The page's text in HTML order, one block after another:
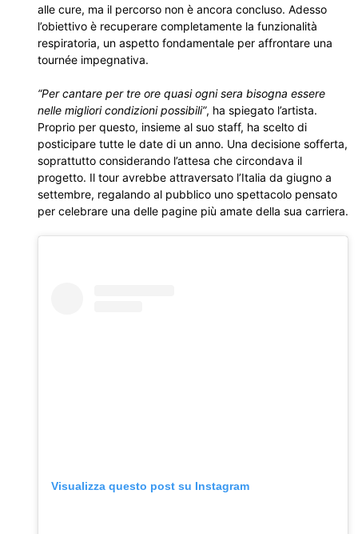
alle cure, ma il percorso non è ancora concluso. Adesso
l’obiettivo è recuperare completamente la funzionalità
respiratoria, un aspetto fondamentale per affrontare una
tournée impegnativa.
“Per cantare per tre ore quasi ogni sera bisogna essere
nelle migliori condizioni possibili”, ha spiegato l’artista.
Proprio per questo, insieme al suo staff, ha scelto di
posticipare tutte le date di un anno. Una decisione sofferta,
soprattutto considerando l’attesa che circondava il
progetto. Il tour avrebbe attraversato l’Italia da giugno a
settembre, regalando al pubblico uno spettacolo pensato
per celebrare una delle pagine più amate della sua carriera.
Visualizza questo post su Instagram